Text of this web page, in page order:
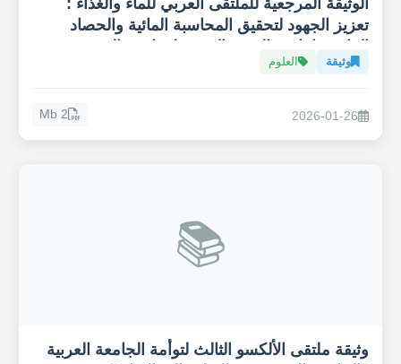
الوثيقة المرجعية للملتقى العربي للماء والغذاء :
تعزيز الجهود لتحقيق المحاسبة المائية والحصاد
المناخي
وثيقة العلوم
2026-01-26
2 Mb
📚
وثيقة ملتقى الألكسو الثالث لتوأمة الجامعة العربية